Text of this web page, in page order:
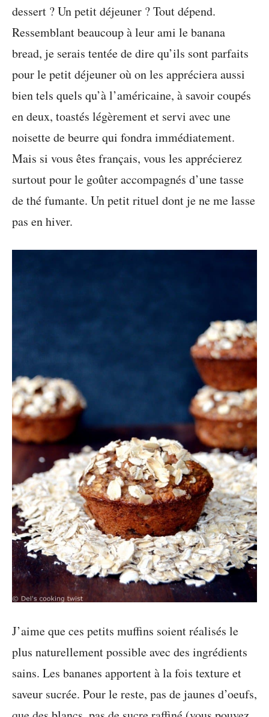
dessert ? Un petit déjeuner ? Tout dépend.
Ressemblant beaucoup à leur ami le banana
bread, je serais tentée de dire qu’ils sont parfaits
pour le petit déjeuner où on les appréciera aussi
bien tels quels qu’à l’américaine, à savoir coupés
en deux, toastés légèrement et servi avec une
noisette de beurre qui fondra immédiatement.
Mais si vous êtes français, vous les apprécierez
surtout pour le goûter accompagnés d’une tasse
de thé fumante. Un petit rituel dont je ne me lasse
pas en hiver.
J’aime que ces petits muffins soient réalisés le
plus naturellement possible avec des ingrédients
sains. Les bananes apportent à la fois texture et
saveur sucrée. Pour le reste, pas de jaunes d’oeufs,